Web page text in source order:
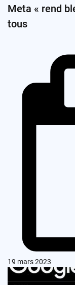
Meta « rend
tous
19 mars 2023